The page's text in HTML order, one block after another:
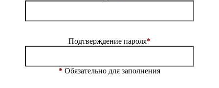
Подтверждение пароля*
* Обязательно для заполнения